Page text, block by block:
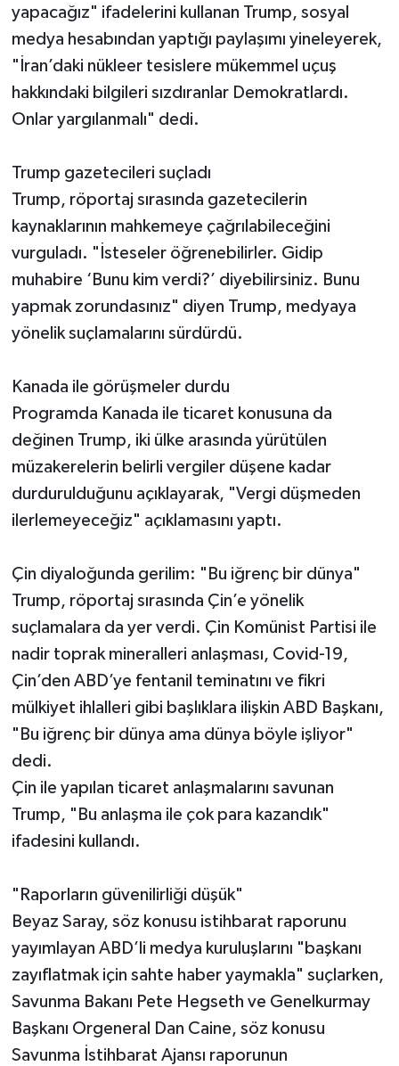
yapacağız" ifadelerini kullanan Trump, sosyal
medya hesabından yaptığı paylaşımı yineleyerek,
"İran’daki nükleer tesislere mükemmel uçuş
hakkındaki bilgileri sızdıranlar Demokratlardı.
Onlar yargılanmalı" dedi.
Trump gazetecileri suçladı
Trump, röportaj sırasında gazetecilerin
kaynaklarının mahkemeye çağrılabileceğini
vurguladı. "İsteseler öğrenebilirler. Gidip
muhabire ‘Bunu kim verdi?’ diyebilirsiniz. Bunu
yapmak zorundasınız" diyen Trump, medyaya
yönelik suçlamalarını sürdürdü.
Kanada ile görüşmeler durdu
Programda Kanada ile ticaret konusuna da
değinen Trump, iki ülke arasında yürütülen
müzakerelerin belirli vergiler düşene kadar
durdurulduğunu açıklayarak, "Vergi düşmeden
ilerlemeyeceğiz" açıklamasını yaptı.
Çin diyaloğunda gerilim: "Bu iğrenç bir dünya"
Trump, röportaj sırasında Çin’e yönelik
suçlamalara da yer verdi. Çin Komünist Partisi ile
nadir toprak mineralleri anlaşması, Covid-19,
Çin’den ABD’ye fentanil teminatını ve fikri
mülkiyet ihlalleri gibi başlıklara ilişkin ABD Başkanı,
"Bu iğrenç bir dünya ama dünya böyle işliyor"
dedi.
Çin ile yapılan ticaret anlaşmalarını savunan
Trump, "Bu anlaşma ile çok para kazandık"
ifadesini kullandı.
"Raporların güvenilirliği düşük"
Beyaz Saray, söz konusu istihbarat raporunu
yayımlayan ABD’li medya kuruluşlarını "başkanı
zayıflatmak için sahte haber yaymakla" suçlarken,
Savunma Bakanı Pete Hegseth ve Genelkurmay
Başkanı Orgeneral Dan Caine, söz konusu
Savunma İstihbarat Ajansı raporunun